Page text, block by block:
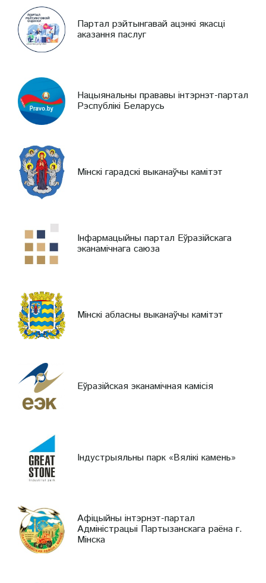
Партал рэйтынгавай ацэнкі якасці
аказання паслуг
Нацыянальны прававы інтэрнэт-партал
Рэспублікі Беларусь
Мінскі гарадскі выканаўчы камітэт
Інфармацыйны партал Еўразійскага
эканамічнага саюза
Мінскі абласны выканаўчы камітэт
Еўразійская эканамічная камісія
Індустрыяльны парк «Вялікі камень»
Афіцыйны інтэрнэт-партал
Адміністрацыі Партызанскага раёна г.
Мінска